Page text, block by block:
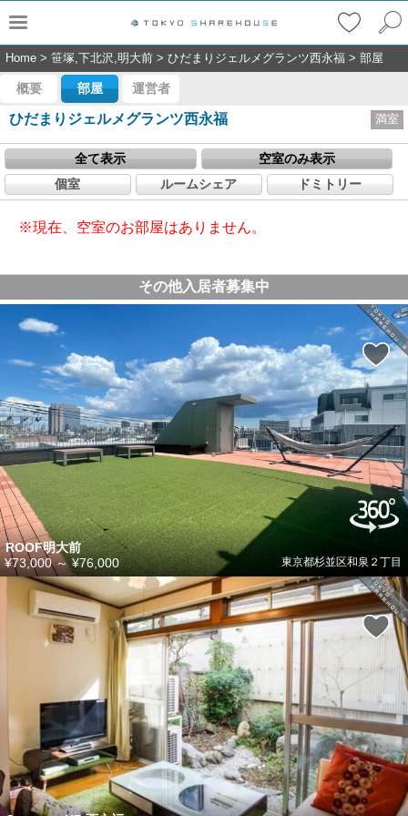
Home > 笹塚,下北沢,明大前 > ひだまりジェルメグランツ西永福 > 部屋
概要 部屋 運営者
ひだまりジェルメグランツ西永福 満室
全て表示
空室のみ表示
個室
ルームシェア ドミトリー
※現在、空室のお部屋はありません。
その他入居者募集中
ROOF明大前
東京都杉並区和泉２丁目
¥73,000～¥76,000